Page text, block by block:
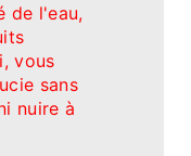
de l'eau,
vous
sans
nuire à